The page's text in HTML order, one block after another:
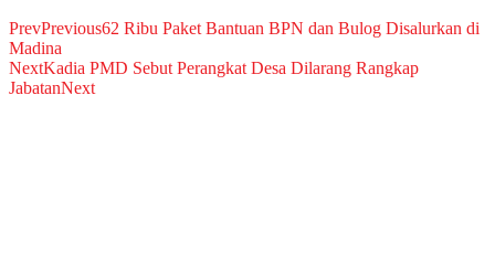
PrevPrevious62 Ribu Paket Bantuan BPN dan Bulog Disalurkan di
Madina
NextKadia PMD Sebut Perangkat Desa Dilarang Rangkap
JabatanNext